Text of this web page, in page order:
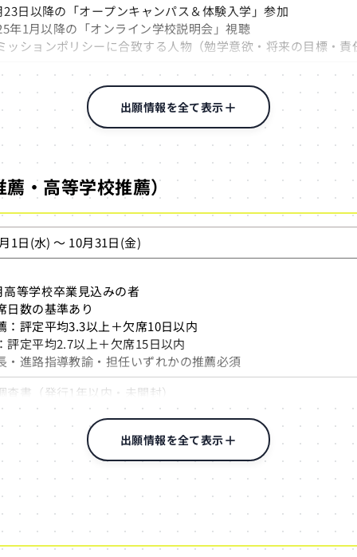
出願情報を全て表示
23日以降の「オープンキャンパス＆体験入学」参加
年1月以降の「オンライン学校説明会」視聴
ッションポリシーに合致する人物（勉学意欲・将来の目標・責
書（面談後に発行）
入力または紙願書）
推奨）
専用封筒で特定記録郵便）
指定時間帯のみ）
20,000円
あり
・高等学校推薦）
出願情報を全て表示
1日(水) ～ 10月31日(金)
高等学校卒業見込みの者
日数の基準あり
：評定平均3.3以上＋欠席10日以内
評定平均2.7以上＋欠席15日以内
・進路指導教諭・担任いずれかの推薦必須
査書（発行1年以内・未開封）
書または高等学校推薦書
Web出願の場合は不要）
願は貼付、Web出願は画像データアップロード）
システム入力＋必要書類郵送）
書留郵便のみ受付）
は免除あり